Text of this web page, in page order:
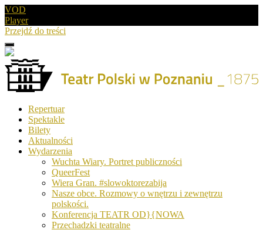
VOD
Player
Przejdź do treści
Menu
Drugie
logo
Teatr
Polski
Poznaniu
Repertuar
Spektakle
Bilety
Aktualności
Wydarzenia
Wuchta Wiary. Portret publiczności
QueerFest
Wiera Gran. #slowoktorezabija
Nasze obce. Rozmowy o wnętrzu i zewnętrzu
polskości.
Konferencja TEATR OD}{NOWA
Przechadzki teatralne